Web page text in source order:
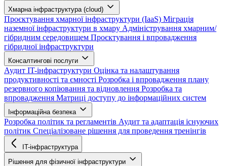
Хмарна інфраструктура (cloud)
Проєктування хмарної інфраструктури (IaaS) Міграція
наземної інфраструктури в хмару Адміністрування хмарним/
гібридним середовищем Проєктування і впровадження
гібридної інфраструктури
Консалтингові послуги
Аудит IT-інфраструктури Оцінка та налаштування
продуктивності та ємності Розробка і впровадження плану
резервного копіювання та відновлення Розробка та
впровадження Матриці доступу до інформаційних систем
Інформаційна безпека
Розробка політик та регламентів Аудит та адаптація існуючих
політик Спеціалізоване рішення для проведення тренінгів
IT-інфраструктура
Рішення для фізичної інфраструктури